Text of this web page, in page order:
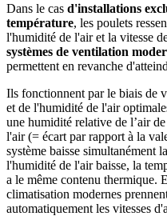
Dans le cas d'installations
température, les poulets
l'humidité de l'air et la vitesse
systèmes de ventilation
permettent en revanche
Ils fonctionnent par le biais de
et de l'humidité de l'air
une humidité relative de l’air
l'air (= écart par rapport à la
système baisse simultanément
l'humidité de l'air baisse, la
a le même contenu thermique.
climatisation modernes
automatiquement les vitesses